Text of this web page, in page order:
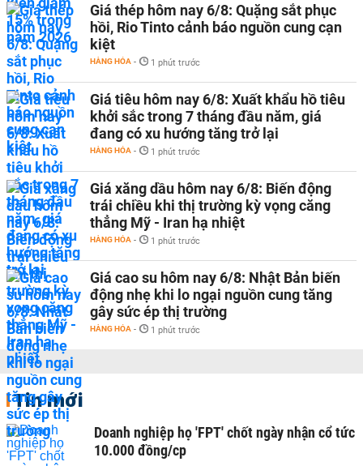
Giá thép hôm nay 6/8: Quặng sắt phục
hồi, Rio Tinto cảnh báo nguồn cung cạn
kiệt
HÀNG HÓA - 1 phút trước
Giá tiêu hôm nay 6/8: Xuất khẩu hồ tiêu
khởi sắc trong 7 tháng đầu năm, giá
đang có xu hướng tăng trở lại
HÀNG HÓA - 1 phút trước
Giá xăng dầu hôm nay 6/8: Biến động
trái chiều khi thị trường kỳ vọng căng
thẳng Mỹ - Iran hạ nhiệt
HÀNG HÓA - 1 phút trước
Giá cao su hôm nay 6/8: Nhật Bản biến
động nhẹ khi lo ngại nguồn cung tăng
gây sức ép thị trường
HÀNG HÓA - 1 phút trước
Tin mới
Doanh nghiệp họ 'FPT' chốt ngày nhận cổ tức
10.000 đồng/cp